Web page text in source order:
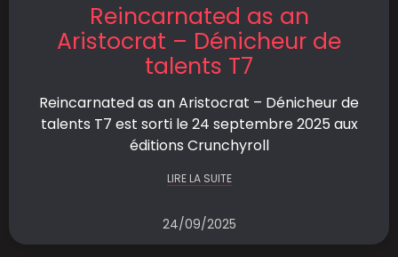
Reincarnated as an
Aristocrat – Dénicheur de
talents T7
Reincarnated as an Aristocrat – Dénicheur de
talents T7 est sorti le 24 septembre 2025 aux
éditions Crunchyroll
LIRE LA SUITE
24/09/2025